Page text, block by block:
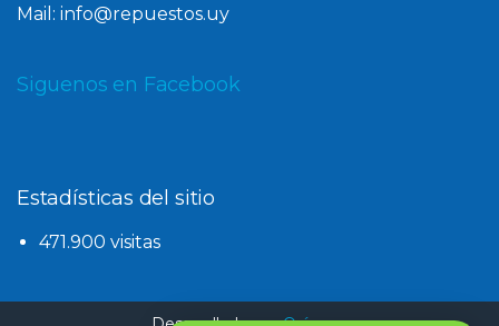
Mail: info@repuestos.uy
Siguenos en Facebook
Estadísticas del sitio
471.900 visitas